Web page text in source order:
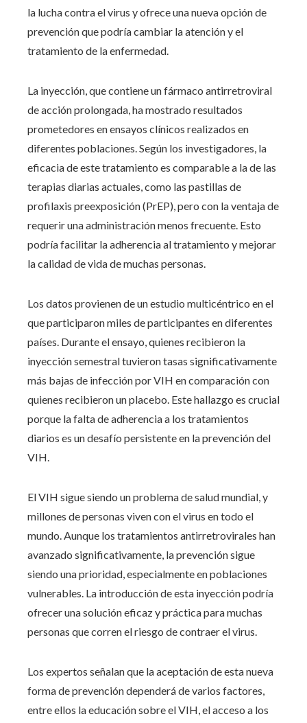
la lucha contra el virus y ofrece una nueva opción de
prevención que podría cambiar la atención y el
tratamiento de la enfermedad.
La inyección, que contiene un fármaco antirretroviral
de acción prolongada, ha mostrado resultados
prometedores en ensayos clínicos realizados en
diferentes poblaciones. Según los investigadores, la
eficacia de este tratamiento es comparable a la de las
terapias diarias actuales, como las pastillas de
profilaxis preexposición (PrEP), pero con la ventaja de
requerir una administración menos frecuente. Esto
podría facilitar la adherencia al tratamiento y mejorar
la calidad de vida de muchas personas.
Los datos provienen de un estudio multicéntrico en el
que participaron miles de participantes en diferentes
países. Durante el ensayo, quienes recibieron la
inyección semestral tuvieron tasas significativamente
más bajas de infección por VIH en comparación con
quienes recibieron un placebo. Este hallazgo es crucial
porque la falta de adherencia a los tratamientos
diarios es un desafío persistente en la prevención del
VIH.
El VIH sigue siendo un problema de salud mundial, y
millones de personas viven con el virus en todo el
mundo. Aunque los tratamientos antirretrovirales han
avanzado significativamente, la prevención sigue
siendo una prioridad, especialmente en poblaciones
vulnerables. La introducción de esta inyección podría
ofrecer una solución eficaz y práctica para muchas
personas que corren el riesgo de contraer el virus.
Los expertos señalan que la aceptación de esta nueva
forma de prevención dependerá de varios factores,
entre ellos la educación sobre el VIH, el acceso a los